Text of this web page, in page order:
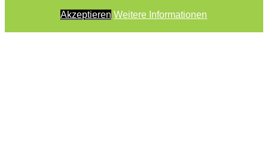
Akzeptieren Weitere Informationen